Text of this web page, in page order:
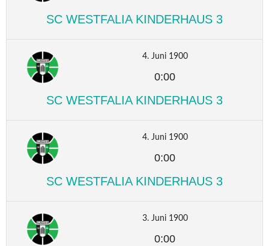
SC WESTFALIA KINDERHAUS 3
4. Juni 1900
0:00
SC WESTFALIA KINDERHAUS 3
4. Juni 1900
0:00
SC WESTFALIA KINDERHAUS 3
3. Juni 1900
0:00